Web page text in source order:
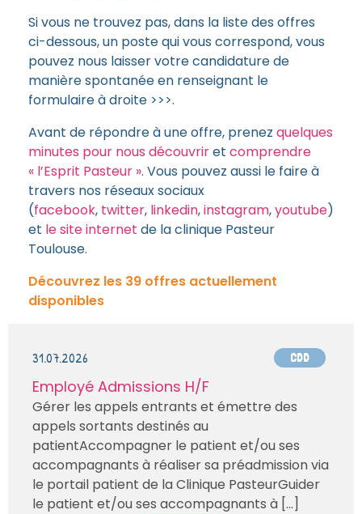
Si vous ne trouvez pas, dans la liste des offres
ci-dessous, un poste qui vous correspond, vous
pouvez nous laisser votre candidature de
manière spontanée en renseignant le
formulaire à droite >>>.
Avant de répondre à une offre, prenez quelques
minutes pour nous découvriret comprendre
« l’Esprit Pasteur ». Vous pouvez aussi le faire à
travers nos réseaux sociaux
(facebook, twitter, linkedin,instagram,youtube)
et le site internet de la clinique Pasteur
Toulouse.
Découvrez les 39 offres actuellement
disponibles
31.07.2026 CDD
Employé Admissions H/F
Gérer les appels entrants et émettre des
appels sortants destinés au
patientAccompagner le patient et/ou ses
accompagnants à réaliser sa préadmission via
le portail patient de la Clinique PasteurGuider
le patient et/ou ses accompagnants à [...]